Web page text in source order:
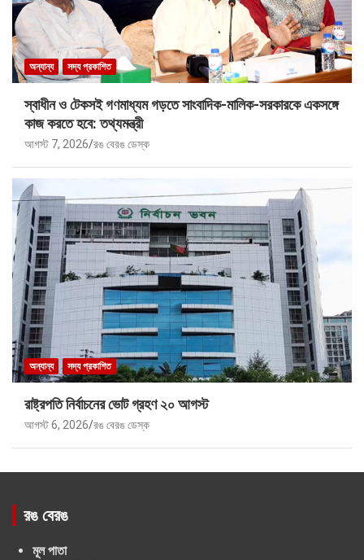
অন্যান্য সদ্য প্রকাশিত
স্বাধীন ও টেকসই গণমাধ্যম গড়তে সাংবাদিক-মালিক-সরকারকে একসঙ্গে
কাজ করতে হবে: তথ্যমন্ত্রী
আগস্ট 7, 2026 রঙ বেরঙ ডেস্ক
অন্যান্য সদ্য প্রকাশিত
রাষ্ট্রপতি নির্বাচনের ভোট গ্রহণ ২০ আগস্ট
আগস্ট 6, 2026 রঙ বেরঙ ডেস্ক
রঙ বেরঙ
মূল পাতা